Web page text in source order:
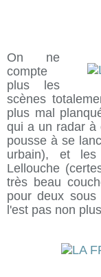
On ne
compte
plus les
scènes
plus mal
qui a un radar à
pousse à se
urbain), et les
Lellouche
très beau
pour deux
l'est pas non